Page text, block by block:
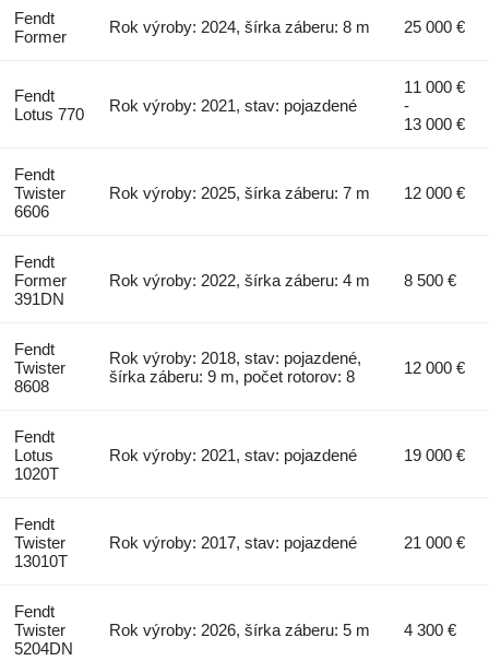
Fendt
Former
Rok výroby: 2024, šírka záberu: 8 m 25 000 €
Fendt
Lotus 770
Rok výroby: 2021, stav: pojazdené
11 000 €
-
13 000 €
Fendt
Twister
6606
Rok výroby: 2025, šírka záberu: 7 m 12 000 €
Fendt
Former
391DN
Rok výroby: 2022, šírka záberu: 4 m 8 500 €
Fendt
Twister
8608
Rok výroby: 2018, stav: pojazdené,
šírka záberu: 9 m, počet rotorov: 8
12 000 €
Fendt
Lotus
1020T
Rok výroby: 2021, stav: pojazdené 19 000 €
Fendt
Twister
13010T
Rok výroby: 2017, stav: pojazdené 21 000 €
Fendt
Twister
5204DN
Rok výroby: 2026, šírka záberu: 5 m 4 300 €